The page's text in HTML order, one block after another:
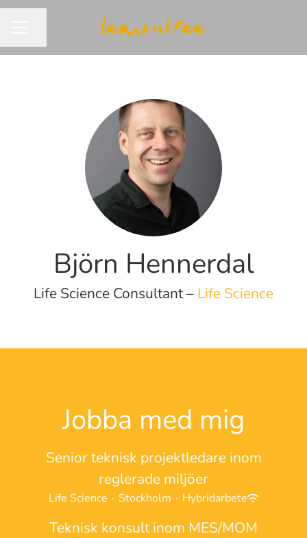
Björn Hennerdal
Life Science Consultant – Life Science
Jobba med mig
Senior teknisk projektledare inom
reglerade miljöer
Life Science · Stockholm · Hybridarbete
Teknisk konsult inom MES/MOM